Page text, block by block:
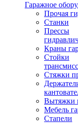
Гаражное
Прочая
Станки
Прессы
Краны
Стойки
Стяжки
Вытяжки
Мебель
Стапели